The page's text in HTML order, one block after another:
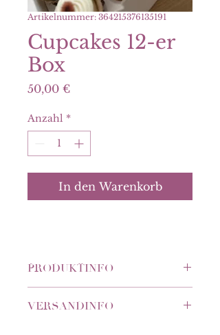
Artikelnummer: 364215376135191
Cupcakes 12-er
Box
50,00 €Preis
Anzahl *
In den Warenkorb
PRODUKTINFO
siehe Auslage bei Abholung
VERSANDINFO